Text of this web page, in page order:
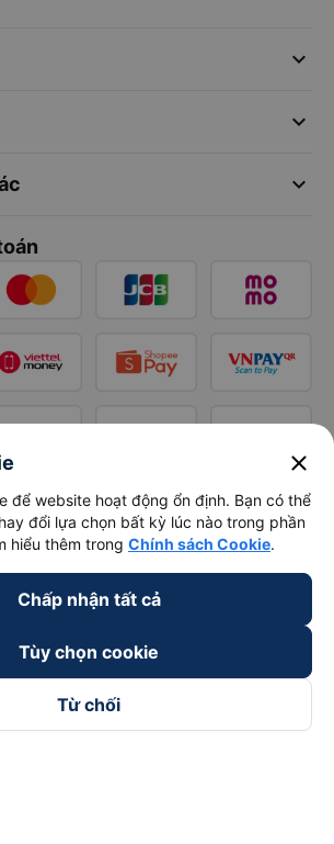
keyboard_arrow_down
keyboard_arrow_down
keyboard_arrow_down
close
để website hoạt động ổn định. Bạn có thể
đổi lựa chọn bất kỳ lúc nào trong phần
hiểu thêm trong Chính sách Cookie.
Chấp nhận tất cả
Tùy chọn cookie
Từ chối